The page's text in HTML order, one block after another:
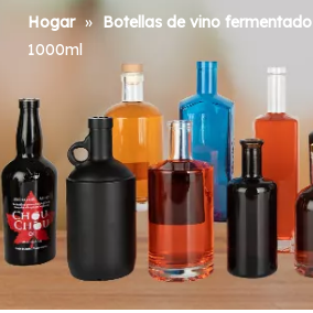
Hogar » Botellas de vino fermentado
1000ml